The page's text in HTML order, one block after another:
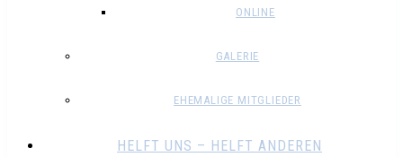
ONLINE
GALERIE
EHEMALIGE MITGLIEDER
HELFT UNS – HELFT ANDEREN